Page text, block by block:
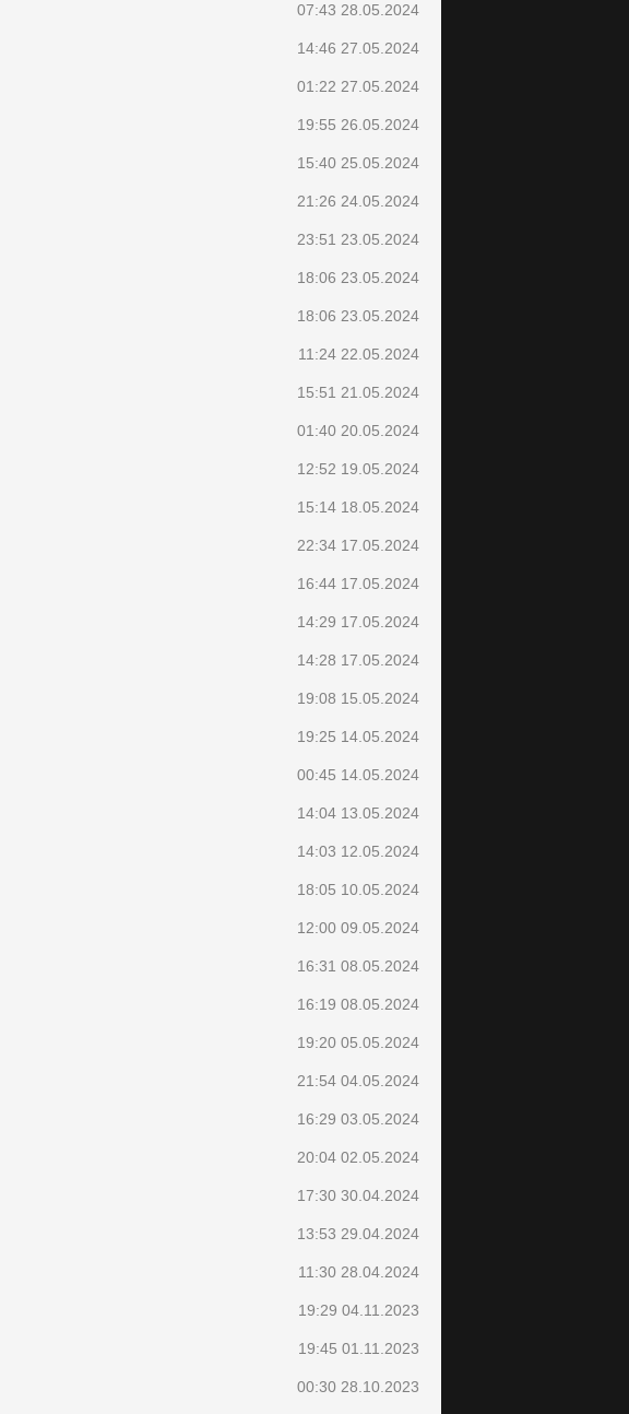
07:43 28.05.2024
14:46 27.05.2024
01:22 27.05.2024
19:55 26.05.2024
15:40 25.05.2024
21:26 24.05.2024
23:51 23.05.2024
18:06 23.05.2024
18:06 23.05.2024
11:24 22.05.2024
15:51 21.05.2024
01:40 20.05.2024
12:52 19.05.2024
15:14 18.05.2024
22:34 17.05.2024
16:44 17.05.2024
14:29 17.05.2024
14:28 17.05.2024
19:08 15.05.2024
19:25 14.05.2024
00:45 14.05.2024
14:04 13.05.2024
14:03 12.05.2024
18:05 10.05.2024
12:00 09.05.2024
16:31 08.05.2024
16:19 08.05.2024
19:20 05.05.2024
21:54 04.05.2024
16:29 03.05.2024
20:04 02.05.2024
17:30 30.04.2024
13:53 29.04.2024
11:30 28.04.2024
19:29 04.11.2023
19:45 01.11.2023
00:30 28.10.2023